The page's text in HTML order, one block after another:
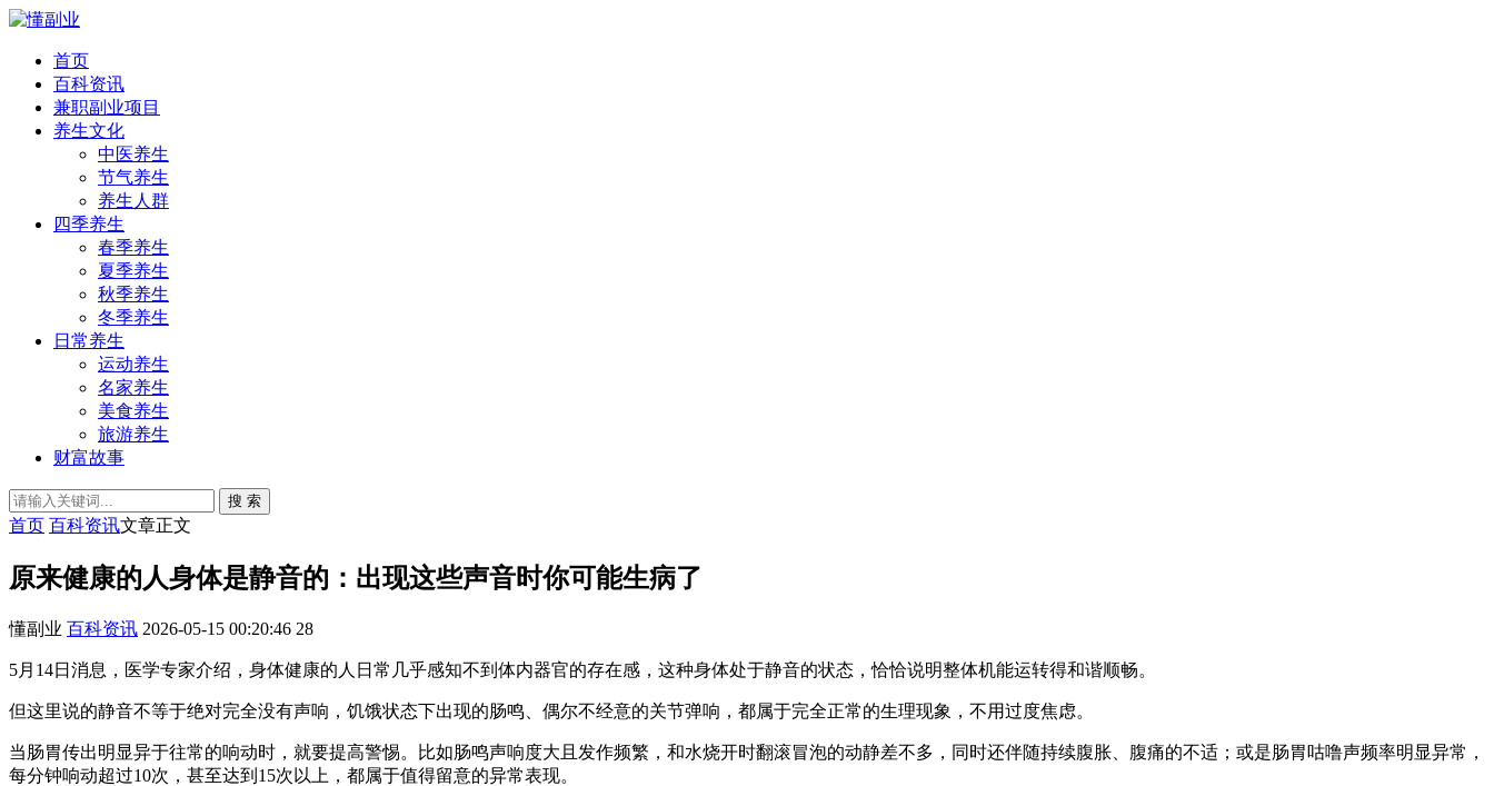
首页
百科资讯
兼职副业项目
养生文化
中医养生
节气养生
养生人群
四季养生
春季养生
夏季养生
秋季养生
冬季养生
日常养生
运动养生
名家养生
美食养生
旅游养生
财富故事
搜 索
首页 百科资讯文章正文
原来健康的人身体是静音的：出现这些声音时你可能生病了
懂副业 百科资讯 2026-05-15 00:20:46 28
5月14日消息，医学专家介绍，身体健康的人日常几乎感知不到体内器官的存在感，这种身体处于静音的状态，恰恰说明整体机能运转得和谐顺畅。
但这里说的静音不等于绝对完全没有声响，饥饿状态下出现的肠鸣、偶尔不经意的关节弹响，都属于完全正常的生理现象，不用过度焦虑。
当肠胃传出明显异于往常的响动时，就要提高警惕。比如肠鸣声响度大且发作频繁，和水烧开时翻滚冒泡的动静差不多，同时还伴随持续腹胀、腹痛的不适；或是肠胃咕噜声频率明显异常，
每分钟响动超过10次，甚至达到15次以上，都属于值得留意的异常表现。